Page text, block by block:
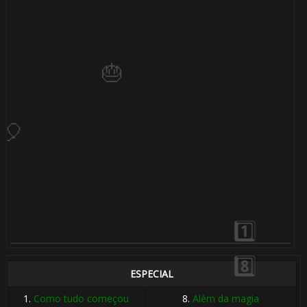
ESPECIAL
1. Como tudo começou 8.Além da magia
1️⃣ 8️⃣
🎈